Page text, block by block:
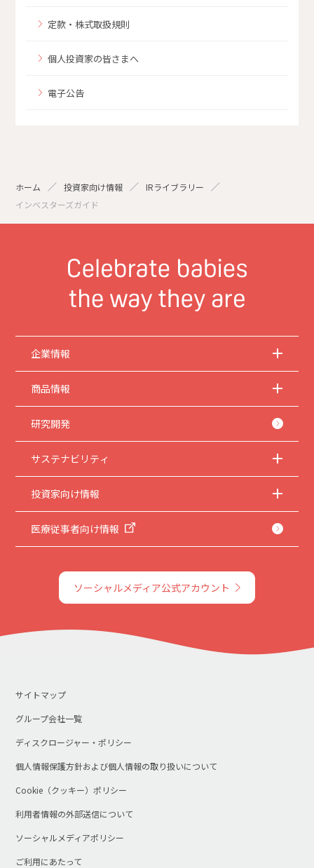
定款・株式取扱規則
個人投資家の皆さまへ
電子公告
ホーム 投資家向け情報
IRライブラリー
インベスターズガイド
企業情報
商品情報
研究開発
サステナビリティ
投資家向け情報
医療従事者向け情報
ソーシャルメディア公式アカウント
サイトマップ
グループ会社一覧
ディスクロージャー・ポリシー
個人情報保護方針および個人情報の取り扱いについて
Cookie（クッキー）ポリシー
利用者情報の外部送信について
ソーシャルメディアポリシー
ご利用にあたって